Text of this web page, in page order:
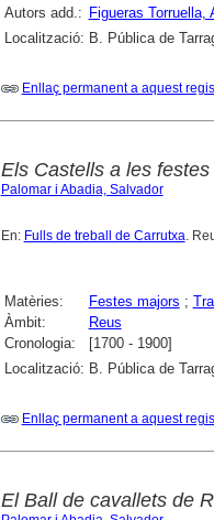
Autors add.: Figueras Torruella,
Localització: B. Pública de
Enllaç permanent a aquest
Els Castells a les
Palomar i Abadia, Salvador
En: Fulls de treball de Carrutxa.
Matèries: Festes majors ;
Àmbit:
Reus
Cronologia:
[1700 - 1900]
Localització: B. Pública de
Enllaç permanent a aquest
El Ball de cavallets de